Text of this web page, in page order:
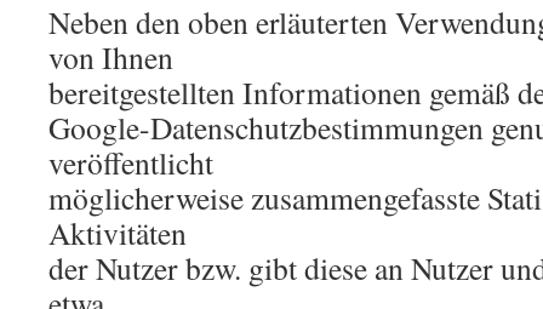
Neben den oben erläuterten
von Ihnen
bereitgestellten Informationen gemäß
Google-Datenschutzbestimmungen
veröffentlicht
möglicherweise zusammengefasste
Aktivitäten
der Nutzer bzw. gibt diese an Nutzer